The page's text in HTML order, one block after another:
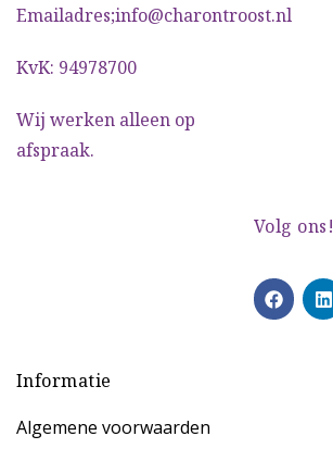
Emailadres;info@charontroost.nl
KvK: 94978700
Wij werken alleen op
afspraak.
Volg ons!
Informatie
Algemene voorwaarden